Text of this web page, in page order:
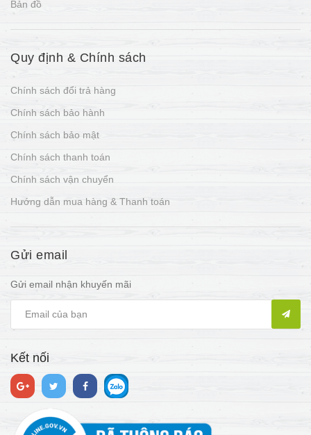
Bản đồ
Quy định & Chính sách
Chính sách đổi trả hàng
Chính sách bảo hành
Chính sách bảo mật
Chính sách thanh toán
Chính sách vận chuyển
Hướng dẫn mua hàng & Thanh toán
Gửi email
Gửi email nhận khuyến mãi
Kết nối